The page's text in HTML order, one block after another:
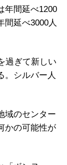
年間延べ1200
間延べ3000人
過ぎて新しい
。シルバー人
域のセンター
かの可能性が